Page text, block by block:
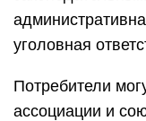
уголовная
Потребители
ассоциации и